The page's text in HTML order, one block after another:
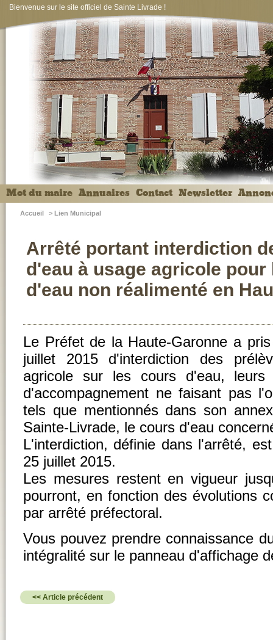
Bienvenue sur le site officiel de Sainte Livrade !
Mot du maire Annuaires Contact Newsletter
Accueil > Lien Municipal
Arrêté portant interdiction
d'eau à usage agricole
d'eau non réalimenté en
Le Préfet de la Haute-Garonne a
juillet 2015 d'interdiction des
agricole sur les cours d'eau,
d'accompagnement ne faisant pas
tels que mentionnés dans son
Sainte-Livrade, le cours d'eau
L'interdiction, définie dans l'arrêté,
25 juillet 2015.
Les mesures restent en vigueur
pourront, en fonction des évolutions
par arrêté préfectoral.
Vous pouvez prendre connaissance
intégralité sur le panneau d'affichage
<< Article précédent